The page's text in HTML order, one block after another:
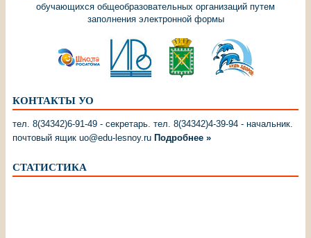
обучающихся общеобразовательных организаций путем
заполнения электронной формы
КОНТАКТЫ УО
тел. 8(34342)6-91-49 - секретарь. тел. 8(34342)4-39-94 - начальник.
почтовый ящик uo@edu-lesnoy.ru Подробнее »
СТАТИСТИКА